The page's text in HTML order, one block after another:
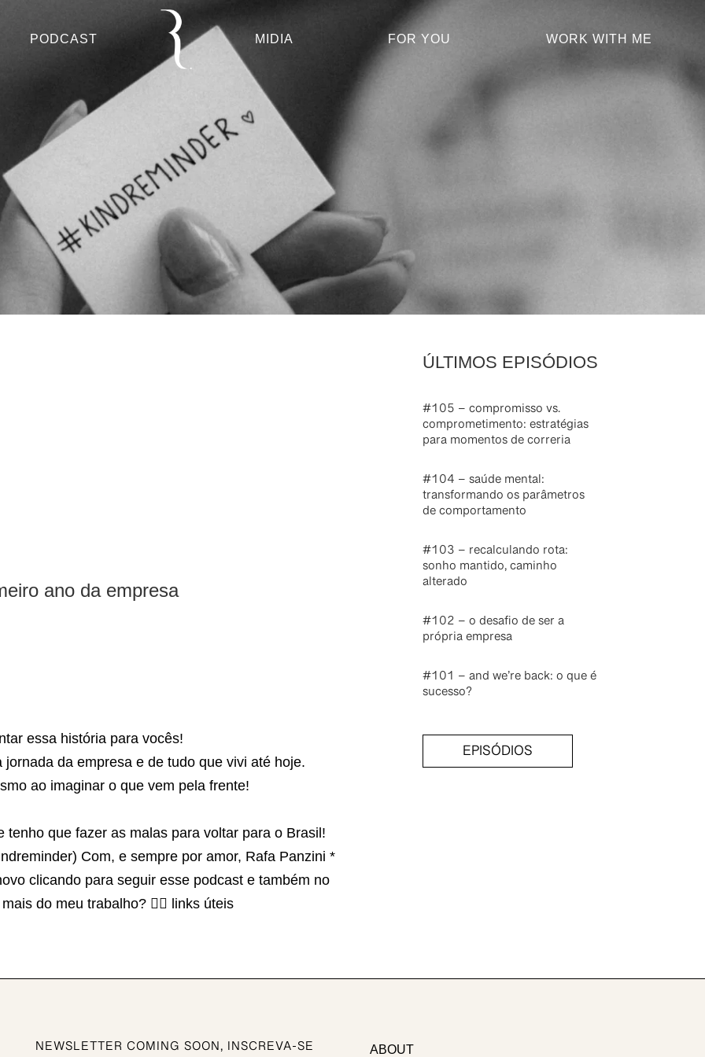
PODCAST MIDIA FOR YOU WORK WITH ME
ano da empresa
essa história para vocês!
da empresa e de tudo que vivi até hoje.
ao imaginar o que vem pela frente!
tenho que fazer as malas para voltar para o Brasil!
Com, e sempre por amor, Rafa Panzini *
clicando para seguir esse podcast e também no
do meu trabalho? 👉🏽 ⁠⁠⁠⁠⁠⁠⁠⁠links úteis⁠⁠⁠⁠
ÚLTIMOS EPISÓDIOS
#105 – compromisso vs.
comprometimento: estratégias
para momentos de correria
#104 – saúde mental:
transformando os parâmetros
de comportamento
#103 – recalculando rota:
sonho mantido, caminho
alterado
#102 – o desafio de ser a
própria empresa
#101 – and we’re back: o que é
sucesso?
EPISÓDIOS
NEWSLETTER COMING SOON, INSCREVA-SE ABOUT